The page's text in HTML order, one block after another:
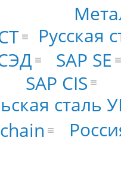
SAP CIS
SAP SE
сталь
Русская